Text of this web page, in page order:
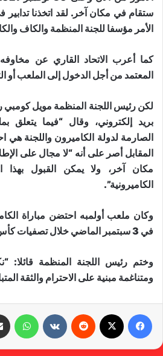
ستقام في مكان آخر. لقد اتخذنا
الأمر مؤسفا للجنة المنظمة والكاف
كما أعرب الاتحاد القاري عن
المعتمد من أجل الدخول إلى الملعب أو
لكن رئيس اللجنة المنظمة مويل
بريد إلكتروني، وقال “فيما يتعلق
الصارمة لدولة الكاميرون واللجنة هي
المقابل أصر على أنه “لا مجال على
مكان آخر، ولا يمكن القبول بهذا
الكاميرونية”.
في 3 سبتمبر الماضي خلال تصفيات كأس العالم.
وختم رئيس اللجنة المنظمة قائلا:
ومتناغمة مبنية على الاحترام والثقة
واتساب